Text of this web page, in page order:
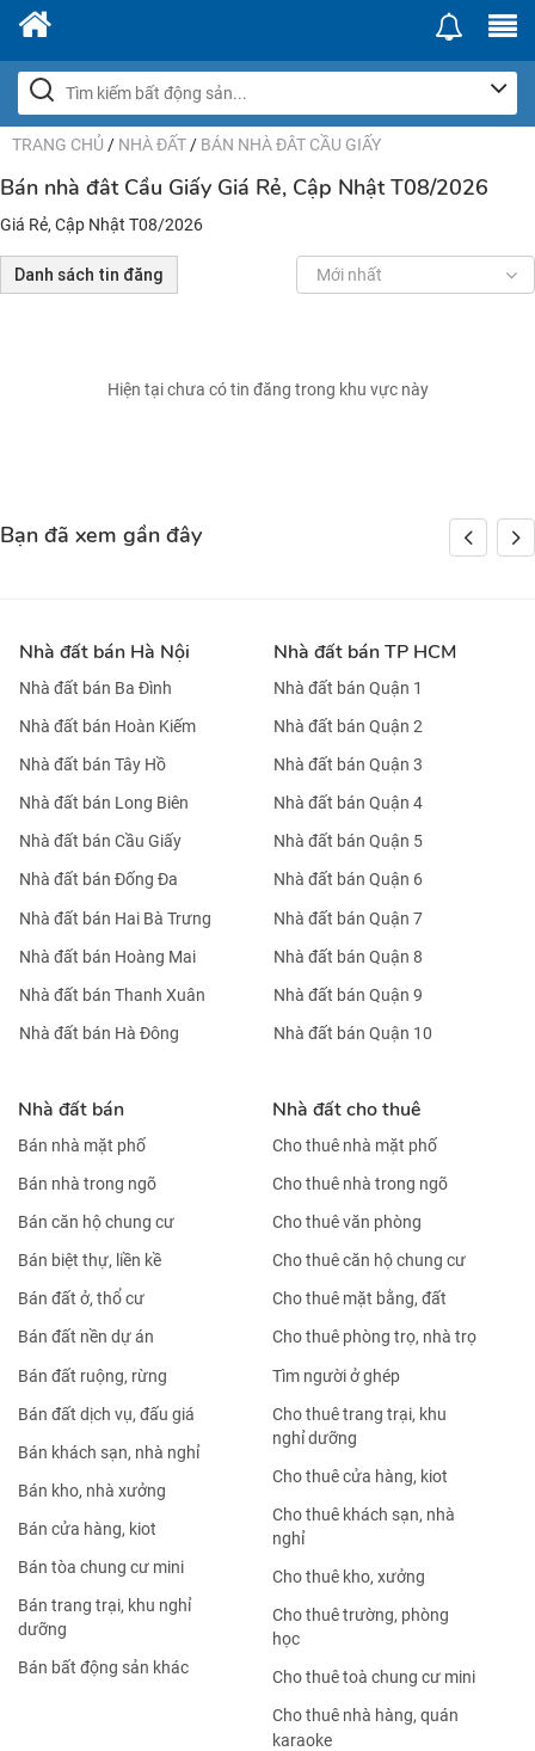
TRANG CHỦ / NHÀ ĐẤT / BÁN NHÀ ĐÂT CẦU GIẤY
Bán nhà đât Cầu Giấy Giá Rẻ, Cập Nhật T08/2026
Giá Rẻ, Cập Nhật T08/2026
Danh sách tin đăng Mới nhất
Hiện tại chưa có tin đăng trong khu vực này
Bạn đã xem gần đây
Nhà đất bán Hà Nội
Nhà đất bán Ba Đình
Nhà đất bán Hoàn Kiếm
Nhà đất bán Tây Hồ
Nhà đất bán Long Biên
Nhà đất bán Cầu Giấy
Nhà đất bán Đống Đa
Nhà đất bán Hai Bà Trưng
Nhà đất bán Hoàng Mai
Nhà đất bán Thanh Xuân
Nhà đất bán Hà Đông
Nhà đất bán TP HCM
Nhà đất bán Quận 1
Nhà đất bán Quận 2
Nhà đất bán Quận 3
Nhà đất bán Quận 4
Nhà đất bán Quận 5
Nhà đất bán Quận 6
Nhà đất bán Quận 7
Nhà đất bán Quận 8
Nhà đất bán Quận 9
Nhà đất bán Quận 10
Nhà đất bán
Bán nhà mặt phố
Bán nhà trong ngõ
Bán căn hộ chung cư
Bán biệt thự, liền kề
Bán đất ở, thổ cư
Bán đất nền dự án
Bán đất ruộng, rừng
Bán đất dịch vụ, đấu giá
Bán khách sạn, nhà nghỉ
Bán kho, nhà xưởng
Bán cửa hàng, kiot
Bán tòa chung cư mini
Bán trang trại, khu nghỉ
dưỡng
Bán bất động sản khác
Nhà đất cho thuê
Cho thuê nhà mặt phố
Cho thuê nhà trong ngõ
Cho thuê văn phòng
Cho thuê căn hộ chung cư
Cho thuê mặt bằng, đất
Cho thuê phòng trọ, nhà trọ
Tìm người ở ghép
Cho thuê trang trại, khu
nghỉ dưỡng
Cho thuê cửa hàng, kiot
Cho thuê khách sạn, nhà
nghỉ
Cho thuê kho, xưởng
Cho thuê trường, phòng
học
Cho thuê toà chung cư mini
Cho thuê nhà hàng, quán
karaoke